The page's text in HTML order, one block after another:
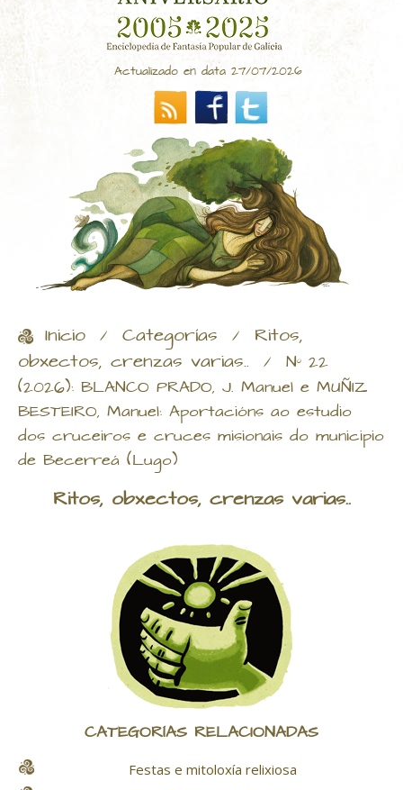
Actualizado en data 27/07/2026
Inicio / Categorías / Ritos,
obxectos, crenzas varias.. / Nº 22
(2026): BLANCO PRADO, J. Manuel e MUÑIZ
BESTEIRO, Manuel: Aportacións ao estudio
dos cruceiros e cruces misionais do municipio
de Becerreá (Lugo)
Ritos, obxectos, crenzas varias..
CATEGORÍAS RELACIONADAS
Festas e mitoloxía relixiosa